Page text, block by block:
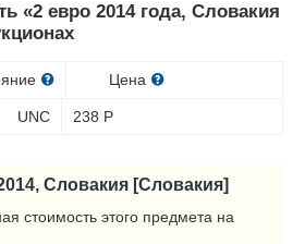
«2 евро 2014 года, Словакия
Цена
UNC 238 Р
Словакия [Словакия]
стоимость этого предмета на